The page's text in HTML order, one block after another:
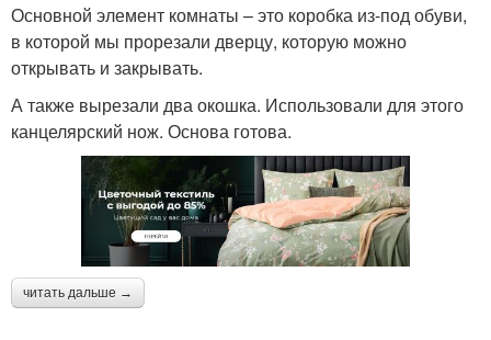
Основной элемент комнаты – это коробка из-под обуви,
в которой мы прорезали дверцу, которую можно
открывать и закрывать.
А также вырезали два окошка. Использовали для этого
канцелярский нож. Основа готова.
читать дальше →